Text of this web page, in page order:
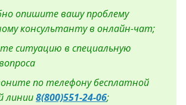
опишите вашу проблему
консультанту в онлайн-чат;
ситуацию в специальную
по телефону бесплатной
линии8(800)551-24-06;